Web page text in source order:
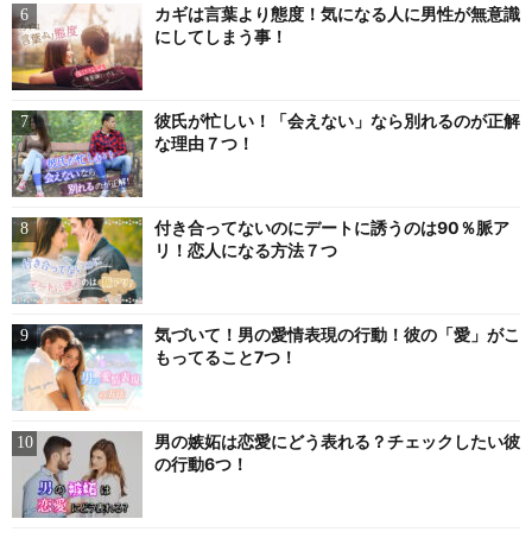
カギは言葉より態度！気になる人に男性が無意識
にしてしまう事！
彼氏が忙しい！「会えない」なら別れるのが正解
な理由７つ！
付き合ってないのにデートに誘うのは90％脈ア
リ！恋人になる方法７つ
気づいて！男の愛情表現の行動！彼の「愛」がこ
もってること7つ！
男の嫉妬は恋愛にどう表れる？チェックしたい彼
の行動6つ！